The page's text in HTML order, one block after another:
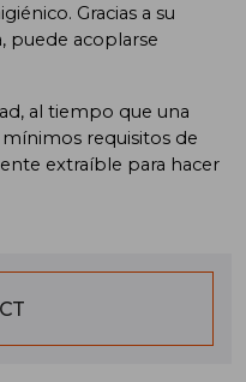
Gracias a su
puede acoplarse
al tiempo que una
requisitos de
extraíble para hacer